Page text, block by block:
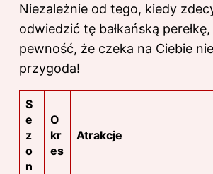
Niezależnie od tego, kiedy
odwiedzić tę bałkańską
pewność, że czeka na Ciebie
przygoda!
S
e
z
o
n
O
kr
es
Atrakcje